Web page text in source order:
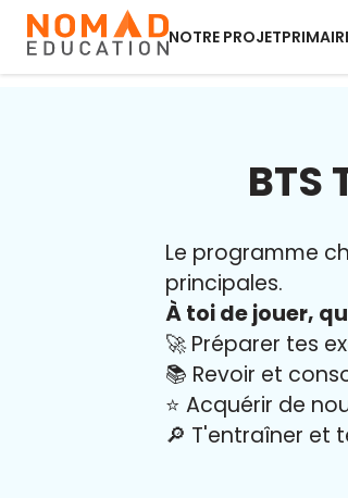
NOTRE PROJET
BTS
Le programme
principales.
À toi de jouer,
🚀 Préparer tes
📚 Revoir et
⭐️ Acquérir de
🔎 T'entraîner et